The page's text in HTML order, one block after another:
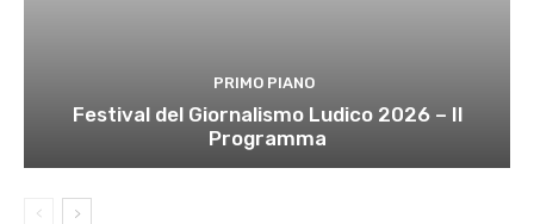
PRIMO PIANO
Festival del Giornalismo Ludico 2026 – Il
Programma